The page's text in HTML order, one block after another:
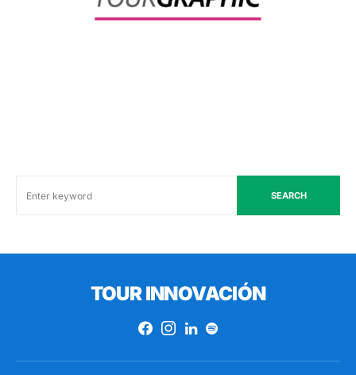
SEARCH
TOUR INNOVACIÓN